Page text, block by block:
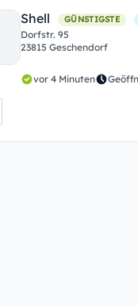
Shell GÜNSTIGSTE
Dorfstr. 95
23815 Geschendorf
vor 4 Minuten